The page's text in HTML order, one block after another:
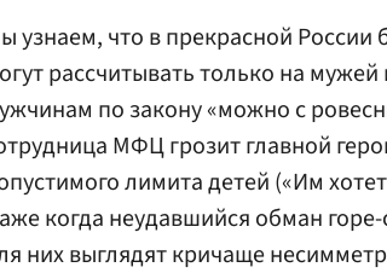
узнаем, что в прекрасной
рассчитывать только на
по закону «можно с
МФЦ грозит главной
лимита детей («Им
когда неудавшийся обман
них выглядят кричаще